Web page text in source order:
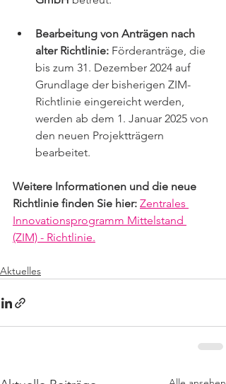
Bearbeitung von Anträgen nach
alter Richtlinie: Förderanträge, die
bis zum 31. Dezember 2024 auf
Grundlage der bisherigen ZIM-
Richtlinie eingereicht werden,
werden ab dem 1. Januar 2025 von
den neuen Projektträgern
bearbeitet.
Weitere Informationen und die neue
Richtlinie finden Sie hier: Zentrales
Innovationsprogramm Mittelstand
(ZIM) - Richtlinie.
Aktuelles